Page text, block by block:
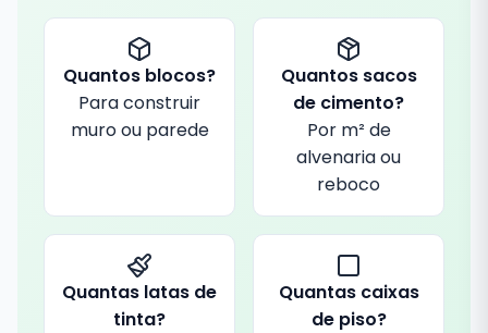
Quantos blocos?
Para construir
muro ou parede
Quantos sacos
de cimento?
Por m² de
alvenaria ou
reboco
Quantas latas de
tinta?
Quantas caixas
de piso?